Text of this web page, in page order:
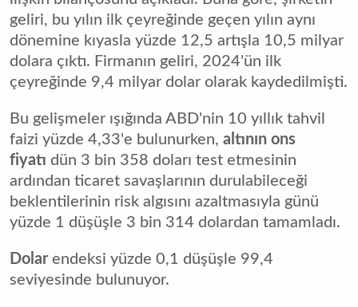
geliri, bu yılın ilk çeyreğinde geçen yılın aynı
dönemine kıyasla yüzde 12,5 artışla 10,5 milyar
dolara çıktı. Firmanın geliri, 2024'ün ilk
çeyreğinde 9,4 milyar dolar olarak kaydedilmişti.
Bu gelişmeler ışığında ABD'nin 10 yıllık tahvil
faizi yüzde 4,33'e bulunurken, altının ons
fiyatı dün 3 bin 358 doları test etmesinin
ardından ticaret savaşlarının durulabileceği
beklentilerinin risk algısını azaltmasıyla günü
yüzde 1 düşüşle 3 bin 314 dolardan tamamladı.
Dolarendeksi yüzde 0,1 düşüşle 99,4
seviyesinde bulunuyor.